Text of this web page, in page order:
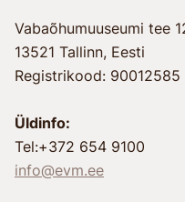
Vabaõhumuuseumi tee
13521 Tallinn, Eesti
Registrikood: 90012585
Üldinfo:
Tel:+372 654 9100
info@evm.ee